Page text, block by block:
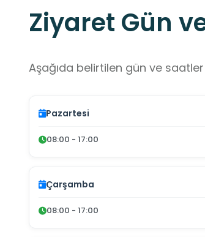
Ziyaret Gün
Aşağıda belirtilen gün ve saatler
Pazartesi
08:00 - 17:00
Çarşamba
08:00 - 17:00